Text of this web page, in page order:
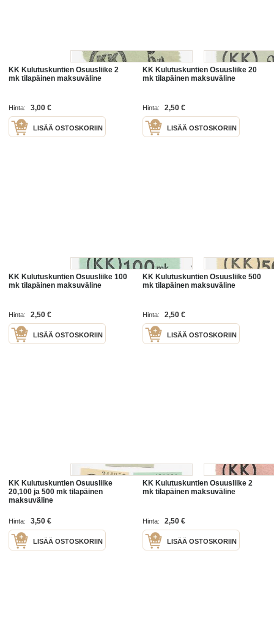
KK Kulutuskuntien Osuusliike 2
mk tilapäinen maksuväline
Hinta: 3,00 €
LISÄÄ OSTOSKORIIN
KK Kulutuskuntien Osuusliike 20
mk tilapäinen maksuväline
Hinta: 2,50 €
LISÄÄ OSTOSKORIIN
KK Kulutuskuntien Osuusliike 100
mk tilapäinen maksuväline
Hinta: 2,50 €
LISÄÄ OSTOSKORIIN
KK Kulutuskuntien Osuusliike 500
mk tilapäinen maksuväline
Hinta: 2,50 €
LISÄÄ OSTOSKORIIN
KK Kulutuskuntien Osuusliike
20,100 ja 500 mk tilapäinen
maksuväline
Hinta: 3,50 €
LISÄÄ OSTOSKORIIN
KK Kulutuskuntien Osuusliike 2
mk tilapäinen maksuväline
Hinta: 2,50 €
LISÄÄ OSTOSKORIIN